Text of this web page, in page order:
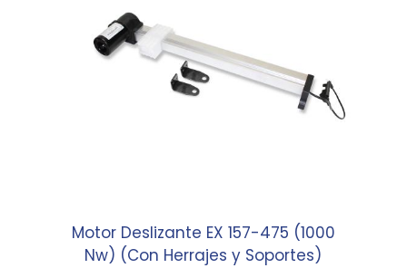
Motor Deslizante EX 157-475 (1000
Nw) (Con Herrajes y Soportes)